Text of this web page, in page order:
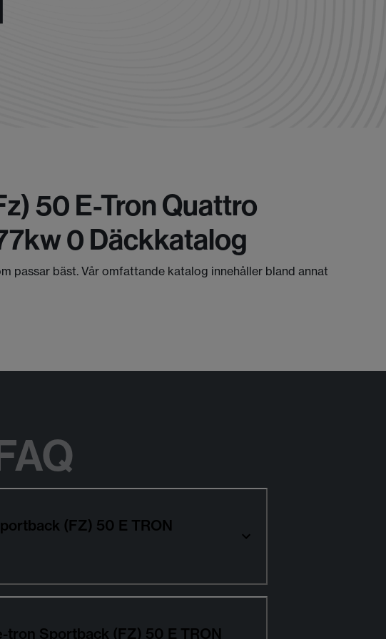
50 E-Tron Quattro
0 Däckkatalog
passar bäst. Vår omfattande katalog innehåller bland annat
(FZ) 50 E TRON
Sportback (FZ) 50 E TRON